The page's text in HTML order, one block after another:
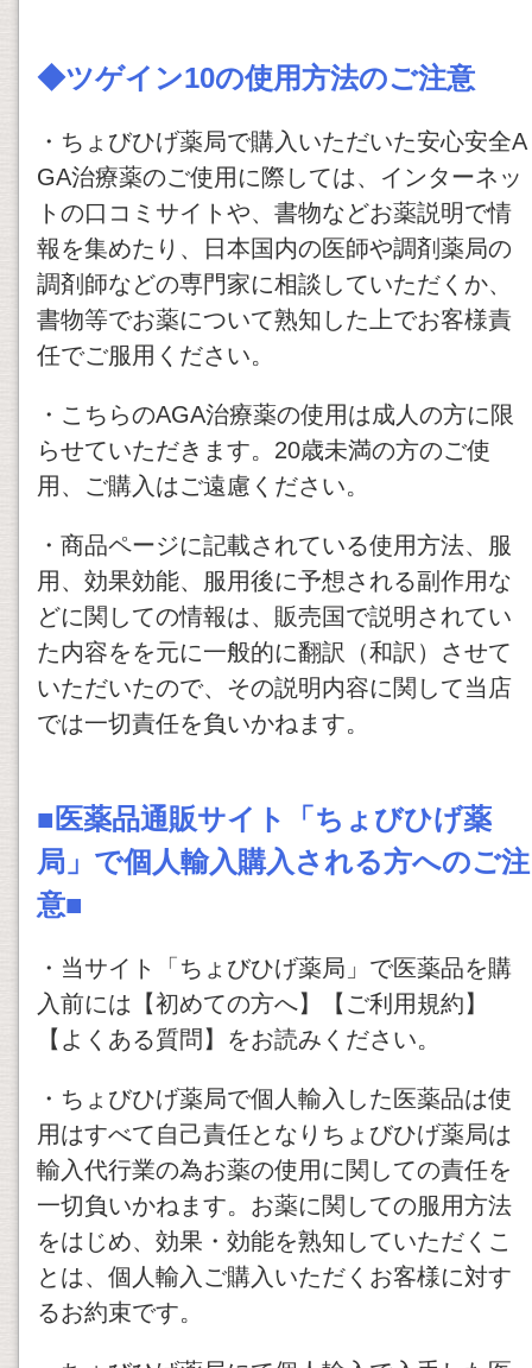
◆ツゲイン10の使用方法のご注意
・ちょびひげ薬局で購入いただいた安心安全A
GA治療薬のご使用に際しては、インターネッ
トの口コミサイトや、書物などお薬説明で情
報を集めたり、日本国内の医師や調剤薬局の
調剤師などの専門家に相談していただくか、
書物等でお薬について熟知した上でお客様責
任でご服用ください。
・こちらのAGA治療薬の使用は成人の方に限
らせていただきます。20歳未満の方のご使
用、ご購入はご遠慮ください。
・商品ページに記載されている使用方法、服
用、効果効能、服用後に予想される副作用な
どに関しての情報は、販売国で説明されてい
た内容をを元に一般的に翻訳（和訳）させて
いただいたので、その説明内容に関して当店
では一切責任を負いかねます。
■医薬品通販サイト「ちょびひげ薬
局」で個人輸入購入される方へのご注
意■
・当サイト「ちょびひげ薬局」で医薬品を購
入前には【初めての方へ】【ご利用規約】
【よくある質問】をお読みください。
・ちょびひげ薬局で個人輸入した医薬品は使
用はすべて自己責任となりちょびひげ薬局は
輸入代行業の為お薬の使用に関しての責任を
一切負いかねます。お薬に関しての服用方法
をはじめ、効果・効能を熟知していただくこ
とは、個人輸入ご購入いただくお客様に対す
るお約束です。